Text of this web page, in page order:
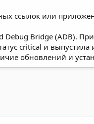
ссылок или
Bridge (ADB).
critical и
обновлений и